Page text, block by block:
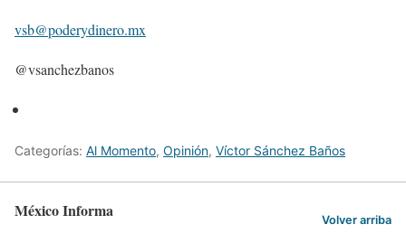
vsb@poderydinero.mx
@vsanchezbanos
Categorías: Al Momento, Opinión, Víctor Sánchez Baños
México Informa Volver arriba